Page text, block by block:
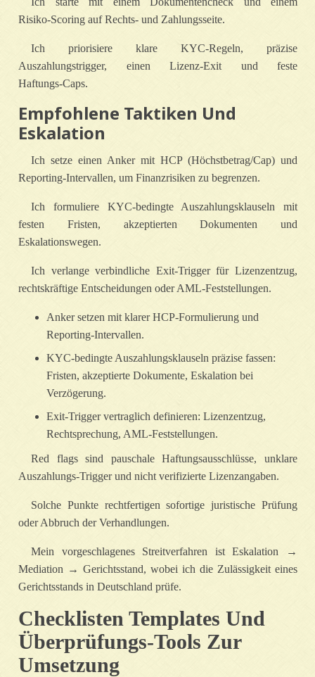
Risiko‑Scoring auf Rechts- und Zahlungsseite.
Ich priorisiere klare KYC‑Regeln, präzise
Auszahlungstrigger, einen Lizenz‑Exit und feste
Haftungs‑Caps.
Empfohlene Taktiken Und
Eskalation
Ich setze einen Anker mit HCP (Höchstbetrag/Cap) und
Reporting‑Intervallen, um Finanzrisiken zu begrenzen.
Ich formuliere KYC‑bedingte Auszahlungsklauseln mit
festen Fristen, akzeptierten Dokumenten und
Eskalationswegen.
Ich verlange verbindliche Exit‑Trigger für Lizenzentzug,
rechtskräftige Entscheidungen oder AML‑Feststellungen.
Anker setzen mit klarer HCP‑Formulierung und
Reporting‑Intervallen.
KYC‑bedingte Auszahlungsklauseln präzise fassen:
Fristen, akzeptierte Dokumente, Eskalation bei
Verzögerung.
Exit‑Trigger vertraglich definieren: Lizenzentzug,
Rechtsprechung, AML‑Feststellungen.
Red flags sind pauschale Haftungsausschlüsse, unklare
Auszahlungs‑Trigger und nicht verifizierte Lizenzangaben.
Solche Punkte rechtfertigen sofortige juristische Prüfung
oder Abbruch der Verhandlungen.
Mein vorgeschlagenes Streitverfahren ist Eskalation →
Mediation → Gerichtsstand, wobei ich die Zulässigkeit eines
Gerichtsstands in Deutschland prüfe.
Checklisten Templates Und
Überprüfungs‑Tools Zur
Umsetzung